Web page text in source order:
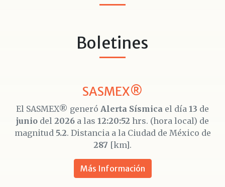
Boletines
SASMEX®
El SASMEX® generó Alerta Sísmica el día 13 de
junio del 2026 a las 12:20:52 hrs. (hora local) de
magnitud 5.2. Distancia a la Ciudad de México de
287 [km].
Más Información